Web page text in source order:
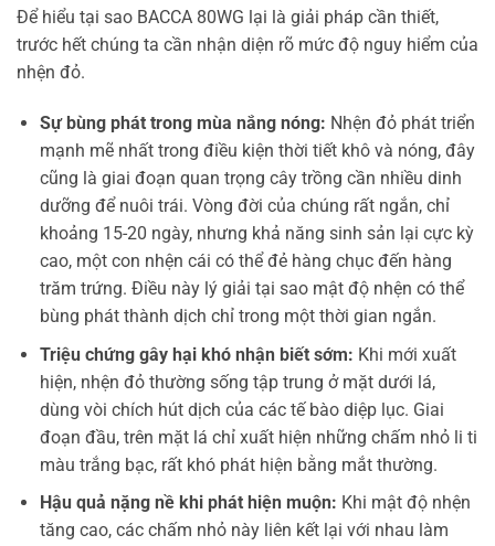
Để hiểu tại sao BACCA 80WG lại là giải pháp cần thiết,
trước hết chúng ta cần nhận diện rõ mức độ nguy hiểm của
nhện đỏ.
Sự bùng phát trong mùa nắng nóng: Nhện đỏ phát triển
mạnh mẽ nhất trong điều kiện thời tiết khô và nóng, đây
cũng là giai đoạn quan trọng cây trồng cần nhiều dinh
dưỡng để nuôi trái. Vòng đời của chúng rất ngắn, chỉ
khoảng 15-20 ngày, nhưng khả năng sinh sản lại cực kỳ
cao, một con nhện cái có thể đẻ hàng chục đến hàng
trăm trứng. Điều này lý giải tại sao mật độ nhện có thể
bùng phát thành dịch chỉ trong một thời gian ngắn.
Triệu chứng gây hại khó nhận biết sớm: Khi mới xuất
hiện, nhện đỏ thường sống tập trung ở mặt dưới lá,
dùng vòi chích hút dịch của các tế bào diệp lục. Giai
đoạn đầu, trên mặt lá chỉ xuất hiện những chấm nhỏ li ti
màu trắng bạc, rất khó phát hiện bằng mắt thường.
Hậu quả nặng nề khi phát hiện muộn: Khi mật độ nhện
tăng cao, các chấm nhỏ này liên kết lại với nhau làm